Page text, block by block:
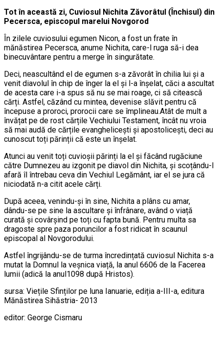
Tot în această zi, Cuviosul Nichita Zăvorâtul (Închisul) din
Pecersca, episcopul marelui Novgorod
În zilele cuviosului egumen Nicon, a fost un frate în
mănăstirea Pecersca, anume Nichita, care-l ruga să-i dea
binecuvântare pentru a merge în singurătate.
Deci, neascultând el de egumen s-a zăvorât în chilia lui și a
venit diavolul în chip de înger la el și l-a înșelat, căci a ascultat
de acesta care i-a spus să nu se mai roage, ci să citească
cărți. Astfel, căzând cu mintea, devenise slăvit pentru că
începuse a proroci, prorocii care se împlineau.Atât de mult a
învățat pe de rost cărțile Vechiului Testament, încât nu vroia
să mai audă de cărțile evanghelicești și apostolicești, deci au
cunoscut toți părinții că este un înșelat.
Atunci au venit toți cuvioșii părinți la el și făcând rugăciune
către Dumnezeu au izgonit pe diavol din Nichita, și scoțându-l
afară îl întrebau ceva din Vechiul Legământ, iar el se jura că
niciodată n-a citit acele cărți.
După aceea, venindu-și în sine, Nichita a plâns cu amar,
dându-se pe sine la ascultare și înfrânare, având o viață
curată și covârșind pe toți cu fapta bună. Pentru multa sa
dragoste spre paza poruncilor a fost ridicat în scaunul
episcopal al Novgorodului.
Astfel îngrijându-se de turma încredințată cuviosul Nichita s-a
mutat la Domnul la veșnica viață, la anul 6606 de la Facerea
lumii (adică la anul1098 după Hristos).
sursa: Viețile Sfinților pe luna Ianuarie, ediția a-III-a, editura
Mănăstirea Sihăstria- 2013
editor: George Cismaru